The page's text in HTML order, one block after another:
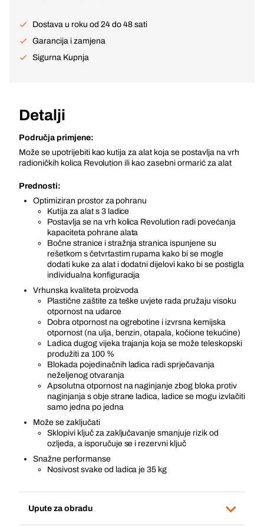
Dostava u roku od 24 do 48 sati
Garancija i zamjena
Sigurna Kupnja
Detalji
Područja primjene:
Može se upotrijebiti kao kutija za alat koja se postavlja na vrh
radioničkih kolica Revolution ili kao zasebni ormarić za alat
Prednosti:
Optimiziran prostor za pohranu
Kutija za alat s 3 ladice
Postavlja se na vrh kolica Revolution radi povećanja
kapaciteta pohrane alata
Bočne stranice i stražnja stranica ispunjene su
rešetkom s četvrtastim rupama kako bi se mogle
dodati kuke za alat i dodatni dijelovi kako bi se postigla
individualna konfiguracija
Vrhunska kvaliteta proizvoda
Plastične zaštite za teške uvjete rada pružaju visoku
otpornost na udarce
Dobra otpornost na ogrebotine i izvrsna kemijska
otpornost (na ulja, benzin, otapala, kočione tekućine)
Ladica dugog vijeka trajanja koja se može teleskopski
produžiti za 100 %
Blokada pojedinačnih ladica radi sprječavanja
neželjenog otvaranja
Apsolutna otpornost na naginjanje zbog bloka protiv
naginjanja s obje strane ladica, ladice se mogu izvlačiti
samo jedna po jedna
Može se zaključati
Sklopivi ključ za zaključavanje smanjuje rizik od
ozljeda, a isporučuje se i rezervni ključ
Snažne performanse
Nosivost svake od ladica je 35 kg
Upute za obradu